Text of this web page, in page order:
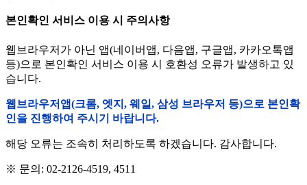
본인확인 서비스 이용 시 주의사항
웹브라우저가 아닌 앱(네이버앱, 다음앱, 구글앱, 카카오톡앱
등)으로 본인확인 서비스 이용 시 호환성 오류가 발생하고 있
습니다.
웹브라우저앱(크롬, 엣지, 웨일, 삼성 브라우저 등)으로 본인확
인을 진행하여 주시기 바랍니다.
해당 오류는 조속히 처리하도록 하겠습니다. 감사합니다.
※ 문의: 02-2126-4519, 4511